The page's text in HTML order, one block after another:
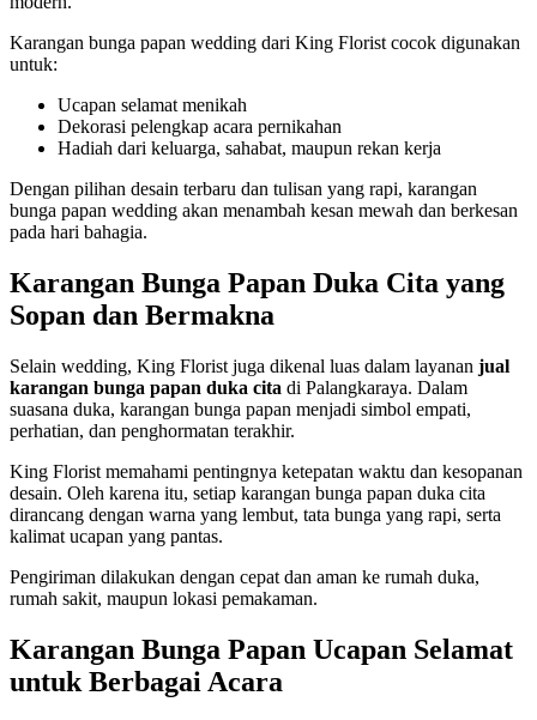
Karangan bunga papan wedding dari King Florist cocok digunakan
untuk:
Ucapan selamat menikah
Dekorasi pelengkap acara pernikahan
Hadiah dari keluarga, sahabat, maupun rekan kerja
Dengan pilihan desain terbaru dan tulisan yang rapi, karangan
bunga papan wedding akan menambah kesan mewah dan berkesan
pada hari bahagia.
Karangan Bunga Papan Duka Cita yang
Sopan dan Bermakna
Selain wedding, King Florist juga dikenal luas dalam layanan jual
karangan bunga papan duka cita di Palangkaraya. Dalam
suasana duka, karangan bunga papan menjadi simbol empati,
perhatian, dan penghormatan terakhir.
King Florist memahami pentingnya ketepatan waktu dan kesopanan
desain. Oleh karena itu, setiap karangan bunga papan duka cita
dirancang dengan warna yang lembut, tata bunga yang rapi, serta
kalimat ucapan yang pantas.
Pengiriman dilakukan dengan cepat dan aman ke rumah duka,
rumah sakit, maupun lokasi pemakaman.
Karangan Bunga Papan Ucapan Selamat
untuk Berbagai Acara